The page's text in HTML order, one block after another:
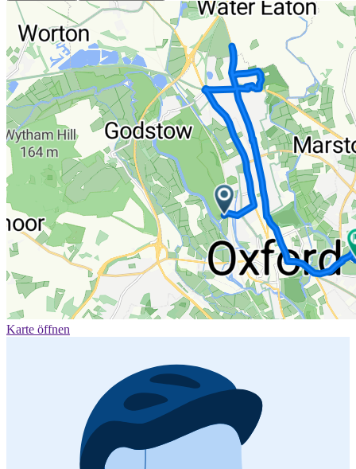
Karte öffnen